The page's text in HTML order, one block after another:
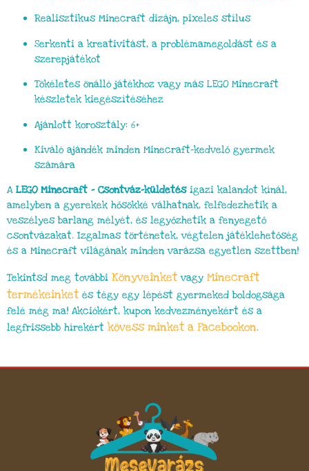
Realisztikus Minecraft dizájn, pixeles stílus
Serkenti a kreativitást, a problémamegoldást és a
szerepjátékot
Tökéletes önálló játékhoz vagy más LEGO Minecraft
készletek kiegészítéséhez
Ajánlott korosztály: 6+
Kiváló ajándék minden Minecraft-kedvelő gyermek
számára
A LEGO Minecraft – Csontváz-küldetésigazi kalandot kínál,
amelyben a gyerekek hősökké válhatnak, felfedezhetik a
veszélyes barlang mélyét, és legyőzhetik a fenyegető
csontvázakat. Izgalmas történetek, végtelen játéklehetőség
és a Minecraft világának minden varázsa egyetlen szettben!
Tekintsd meg további Könyveinket vagy Minecraft
termékeinket és tégy egy lépést gyermeked boldogsága
felé még ma! Akciókért, kupon kedvezményekért és a
legfrissebb hírekért kövess minket a Facebookon.